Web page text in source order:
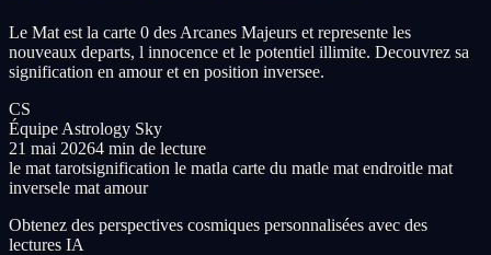
Le Mat est la carte 0 des Arcanes Majeurs et represente les
nouveaux departs, l innocence et le potentiel illimite. Decouvrez sa
signification en amour et en position inversee.
CS
Équipe Astrology Sky
21 mai 20264 min de lecture
le mat tarotsignification le matla carte du matle mat endroitle mat
inversele mat amour
Obtenez des perspectives cosmiques personnalisées avec des
lectures IA